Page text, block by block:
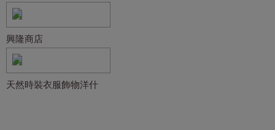
興隆商店
天然時裝衣服飾物洋什